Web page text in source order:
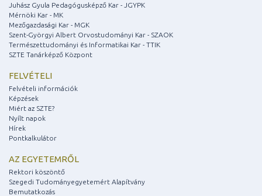
Juhász Gyula Pedagógusképző Kar - JGYPK
Mérnöki Kar - MK
Mezőgazdasági Kar - MGK
Szent-Györgyi Albert Orvostudományi Kar - SZAOK
Természettudományi és Informatikai Kar - TTIK
SZTE Tanárképző Központ
FELVÉTELI
Felvételi információk
Képzések
Miért az SZTE?
Nyílt napok
Hírek
Pontkalkulátor
AZ EGYETEMRŐL
Rektori köszöntő
Szegedi Tudományegyetemért Alapítvány
Bemutatkozás